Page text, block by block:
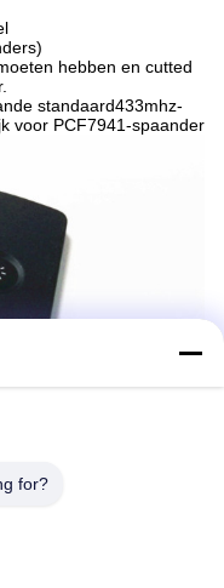
hebben en cutted
standaard433mhz-
voor PCF7941-spaander
for?